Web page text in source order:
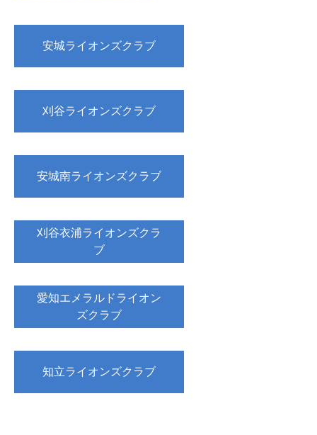
安城ライオンズクラブ
刈谷ライオンズクラブ
安城南ライオンズクラブ
刈谷衣浦ライオンズクラ
ブ
愛知エメラルドライオン
ズクラブ
知立ライオンズクラブ